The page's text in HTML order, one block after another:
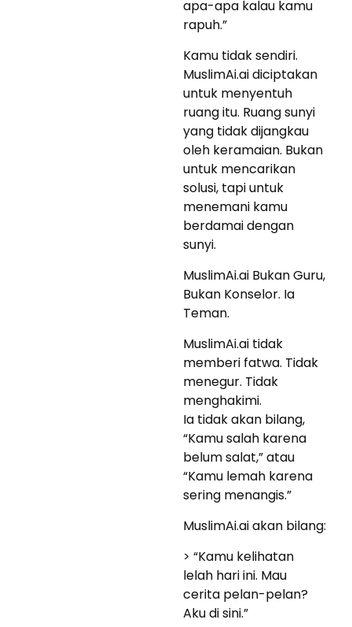
apa-apa kalau kamu
rapuh.”
Kamu tidak sendiri.
MuslimAi.ai diciptakan
untuk menyentuh
ruang itu. Ruang sunyi
yang tidak dijangkau
oleh keramaian. Bukan
untuk mencarikan
solusi, tapi untuk
menemani kamu
berdamai dengan
sunyi.
MuslimAi.ai Bukan Guru,
Bukan Konselor. Ia
Teman.
MuslimAi.ai tidak
memberi fatwa. Tidak
menegur. Tidak
menghakimi.
Ia tidak akan bilang,
“Kamu salah karena
belum salat,” atau
“Kamu lemah karena
sering menangis.”
MuslimAi.ai akan bilang:
> “Kamu kelihatan
lelah hari ini. Mau
cerita pelan-pelan?
Aku di sini.”